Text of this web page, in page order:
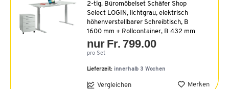
2-tlg. Büromöbelset Schäfer Shop
Select LOGIN, lichtgrau, elektrisch
höhenverstellbarer Schreibtisch, B
1600 mm + Rollcontainer, B 432 mm
nur Fr. 799.00
pro Set
Lieferzeit: innerhalb 3 Wochen
Vergleichen Merken